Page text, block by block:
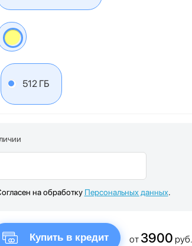
512 ГБ
на обработку Персональных данных.
Купить в кредит от 3900